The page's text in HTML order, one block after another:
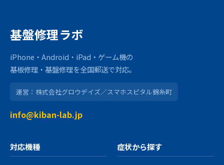
基盤修理ラボ
iPhone・Android・iPad・ゲーム機の
基板修理・基盤修理を全国郵送で対応。
運営：株式会社グロウデイズ／スマホスピタル錦糸町
info@kiban-lab.jp
対応機種 症状から探す